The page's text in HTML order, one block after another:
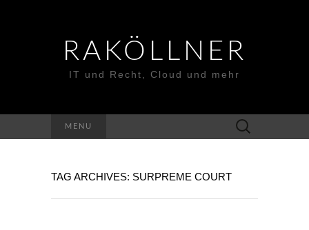
RAKÖLLNER
IT und Recht, Cloud und mehr
MENU
Suchen
nach:
TAG ARCHIVES: SURPREME COURT